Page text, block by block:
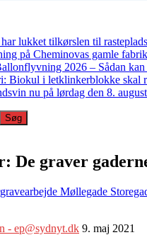
lukket tilkørslen til
på Cheminovas gamle
2026 – Sådan kan
Biokul i letklinkerblokke skal
nu på lørdag den 8.
De graver
gravearbejde Møllegade
- ep@sydnyt.dk 9. maj 2021